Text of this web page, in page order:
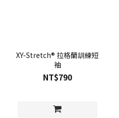
XY-Stretch® 拉格蘭訓練短
袖
NT$790